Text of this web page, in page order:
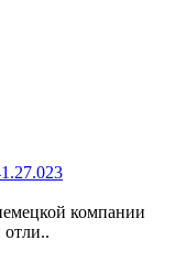
компании
отли..